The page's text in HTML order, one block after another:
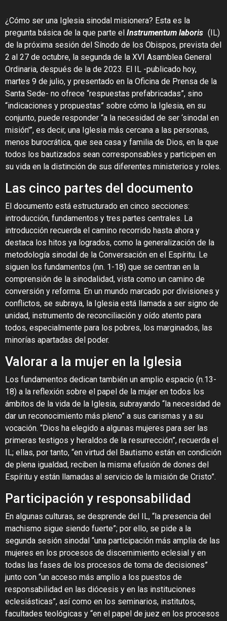
¿Cómo ser una Iglesia sinodal misionera? Esta es la
pregunta básica de la que parte el Instrumentum laboris (IL)
de la próxima sesión del Sínodo de los Obispos, prevista del
2 al 27 de octubre, la segunda de la XVI Asamblea General
Ordinaria, después de la de 2023. El IL -publicado hoy,
martes 9 de julio, y presentado en la Oficina de Prensa de la
Santa Sede- no ofrece “respuestas prefabricadas”, sino
“indicaciones y propuestas” sobre cómo la Iglesia, en su
conjunto, puede responder “a la necesidad de ser ‘sinodal en
misión'”, es decir, una Iglesia más cercana a las personas,
menos burocrática, que sea casa y familia de Dios, en la que
todos los bautizados sean corresponsables y participen en
su vida en la distinción de sus diferentes ministerios y roles.
Las cinco partes del documento
El documento está estructurado en cinco secciones:
introducción, fundamentos y tres partes centrales. La
introducción recuerda el camino recorrido hasta ahora y
destaca los hitos ya logrados, como la generalización de la
metodología sinodal de la Conversación en el Espíritu. Le
siguen los fundamentos (nn. 1-18) que se centran en la
comprensión de la sinodalidad, vista como un camino de
conversión y reforma. En un mundo marcado por divisiones y
conflictos, se subraya, la Iglesia está llamada a ser signo de
unidad, instrumento de reconciliación y oído atento para
todos, especialmente para los pobres, los marginados, las
minorías apartadas del poder.
Valorar a la mujer en la Iglesia
Los fundamentos dedican también un amplio espacio (n.13-
18) a la reflexión sobre el papel de la mujer en todos los
ámbitos de la vida de la Iglesia, subrayando “la necesidad de
dar un reconocimiento más pleno” a sus carismas y a su
vocación. “Dios ha elegido a algunas mujeres para ser las
primeras testigos y heraldos de la resurrección”, recuerda el
IL; ellas, por tanto, “en virtud del Bautismo están en condición
de plena igualdad, reciben la misma efusión de dones del
Espíritu y están llamadas al servicio de la misión de Cristo”.
Participación y responsabilidad
En algunas culturas, se desprende del IL, “la presencia del
machismo sigue siendo fuerte”; por ello, se pide a la
segunda sesión sinodal “una participación más amplia de las
mujeres en los procesos de discernimiento eclesial y en
todas las fases de los procesos de toma de decisiones”
junto con “un acceso más amplio a los puestos de
responsabilidad en las diócesis y en las instituciones
eclesiásticas”, así como en los seminarios, institutos,
facultades teológicas y “en el papel de juez en los procesos